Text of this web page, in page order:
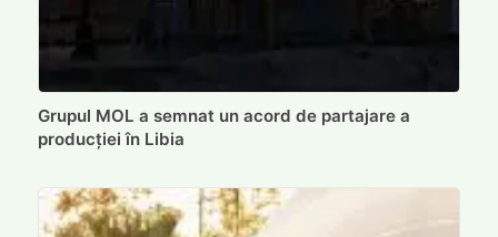
Grupul MOL a semnat un acord de partajare a
producției în Libia